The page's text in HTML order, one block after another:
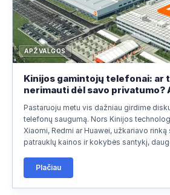
APŽVALGOS
Kinijos gamintojų telefonai: ar
nerimauti dėl savo privatumo?
Pastaruoju metu vis dažniau girdime
telefonų saugumą. Nors Kinijos
Xiaomi, Redmi ar Huawei, užkariavo rinką
patrauklų kainos ir kokybės santykį,
Plačiau